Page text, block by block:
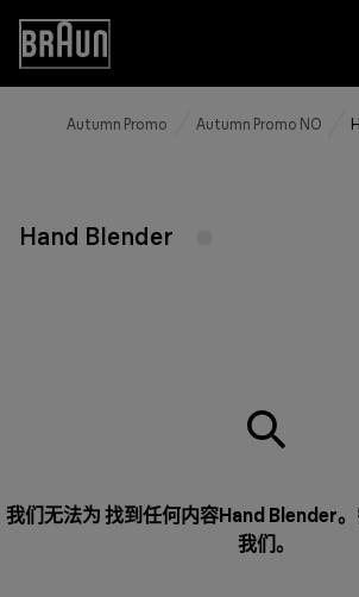
Skip
Content
Accessibility
Statement
Autumn Promo Autumn Promo NO
Hand Blender
我们无法为 找到任何内容Hand Blender
我们。